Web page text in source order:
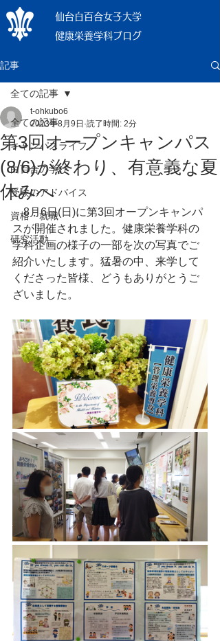
仙台白百合女子大学
健康栄養学科ブログ
記事
全ての記事
キャンパスライフ
白百合の学び
受験のアドバイス
資格・就職
研究活動
全ての記事
第3回オープンキャンパス
(8/6)が終わり、有意義な夏
休みへ
t-ohkubo6
2023年8月9日 読了時間: 2分
    8月6日(日)に第3回オープンキャンパ
スが開催されました。健康栄養学科の
学科企画の様子の一部を次の写真でご
紹介いたします。猛暑の中、来学して
くださった皆様、どうもありがとうご
ざいました。